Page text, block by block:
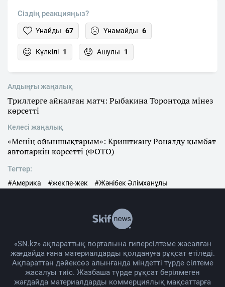
Сіздің реакцияңыз?
Ұнайды 67 Ұнамайды 6
Күлкілі 1 Ашулы 1
Алдыңғы жаңалық
Триллерге айналған матч: Рыбакина Торонтода мінез
көрсетті
Келесі жаңалық
«Менің ойыншықтарым»: Криштиану Роналду қымбат
автопаркін көрсетті (ФОТО)
Тегтер:
#Америка #жекпе-жек #Жәнібек Әлімханұлы
«SN.kz» ақпараттық порталына гиперсілтеме жасалған
жағдайда ғана материалдарды қолдануға рұқсат етіледі.
Ақпараттан дәйексөз алынғанда міндетті түрде сілтеме
жасалуы тиіс. Жазбаша түрде рұқсат берілмеген
жағдайда материалдарды коммерциялық мақсаттарға